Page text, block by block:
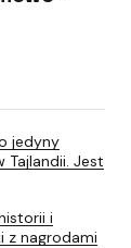
jedyny
Tajlandii. Jest
i
z nagrodami